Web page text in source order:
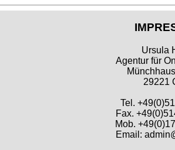
Ursula
Agentur für
29221
Tel.
Fax.
Mob.
Email: